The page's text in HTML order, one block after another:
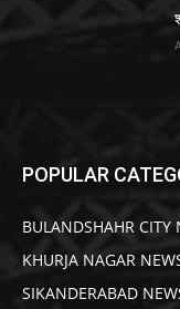
POPULAR
BULANDSHAHR
KHURJA NAGAR
SIKANDERABAD